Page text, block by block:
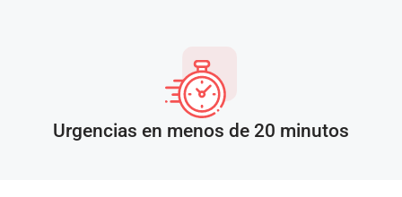
Urgencias en menos de 20 minutos